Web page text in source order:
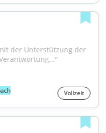
der Unterstützung der
Vollzeit